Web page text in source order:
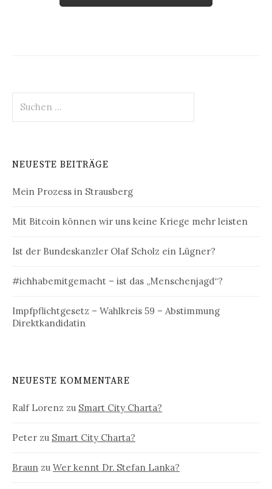
nach:
NEUESTE BEITRÄGE
Mein Prozess in Strausberg
Mit Bitcoin können wir uns keine Kriege mehr leisten
Ist der Bundeskanzler Olaf Scholz ein Lügner?
#ichhabemitgemacht – ist das „Menschenjagd“?
Impfpflichtgesetz – Wahlkreis 59 – Abstimmung
Direktkandidatin
NEUESTE KOMMENTARE
Ralf Lorenz zu Smart City Charta?
Peter zu Smart City Charta?
Braun zu Wer kennt Dr. Stefan Lanka?